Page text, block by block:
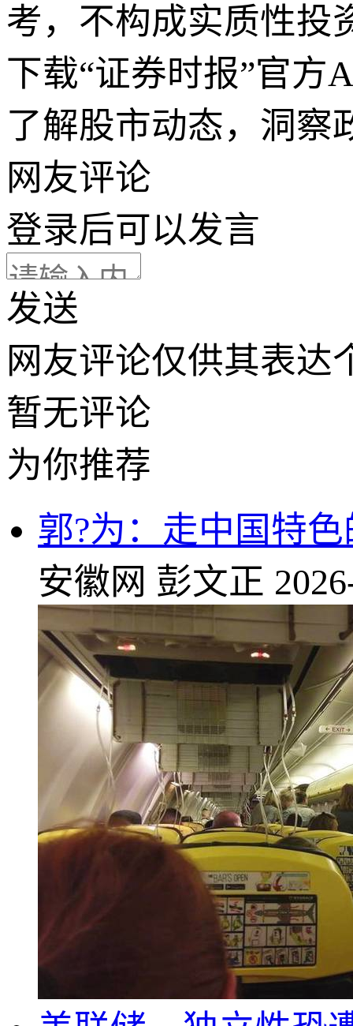
考，不构成实质性投
下载“证券时报”官方
了解股市动态，洞察
网友评论
登录后可以发言
发送
网友评论仅供其表达
暂无评论
为你推荐
郭?为：走中国特
安徽网 彭文正